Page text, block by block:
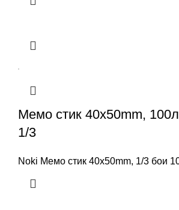
Мемо стик 40x50mm,
1/3
Noki Мемо стик 40x50mm, 1/3 бои